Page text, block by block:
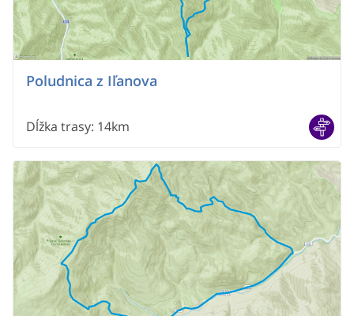
Poludnica z Iľanova
Dĺžka trasy: 14km